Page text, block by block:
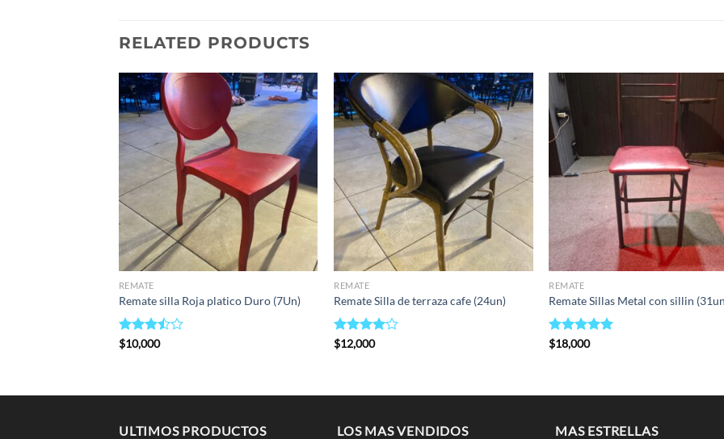
RELATED PRODUCTS
REMATE
Remate silla Roja platico Duro (7Un)
Rated
$10,000
REMATE
Remate Silla de terraza cafe (24un)
Rated
$12,000
REMATE
Remate Sillas Metal con sillin
Rated5.00
$18,000
ULTIMOS PRODUCTOS LOS MAS VENDIDOS MAS ESTRELLAS